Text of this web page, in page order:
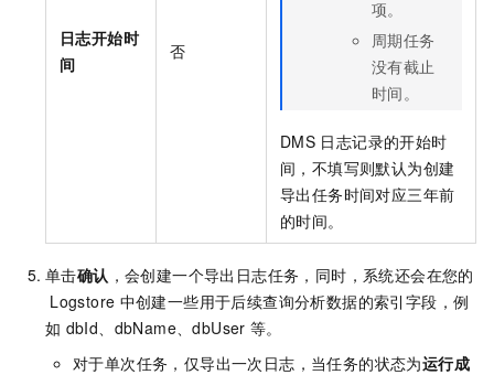
日志开始时
间
否
项。
周期任务
没有截止
时间。
DMS 日志记录的开始时
间，不填写则默认为创建
导出任务时间对应三年前
的时间。
单击确认 ，会创建一个导出日志任务，同时，系统还会在您的
Logstore 中创建一些用于后续查询分析数据的索引字段，例
如 dbId、dbName、dbUser 等。
对于单次任务，仅导出一次日志，当任务的状态为运行成